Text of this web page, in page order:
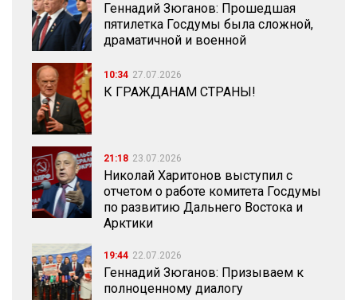
Геннадий Зюганов: Прошедшая
пятилетка Госдумы была сложной,
драматичной и военной
10:34 27.07.2026
К ГРАЖДАНАМ СТРАНЫ!
21:18 23.07.2026
Николай Харитонов выступил с
отчетом о работе комитета Госдумы
по развитию Дальнего Востока и
Арктики
19:44 22.07.2026
Геннадий Зюганов: Призываем к
полноценному диалогу